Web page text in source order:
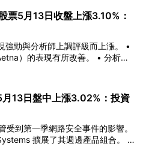
5月13日收盤上漲3.10%：
強勁與分析師上調評級而上漲。 •
）的表現有所改善。 • 分析師
場情緒與信心。
13日盤中上漲3.02%：投資
到第一季網路安全事件的影響。
擴展了其週邊產品組合。 •
美元。